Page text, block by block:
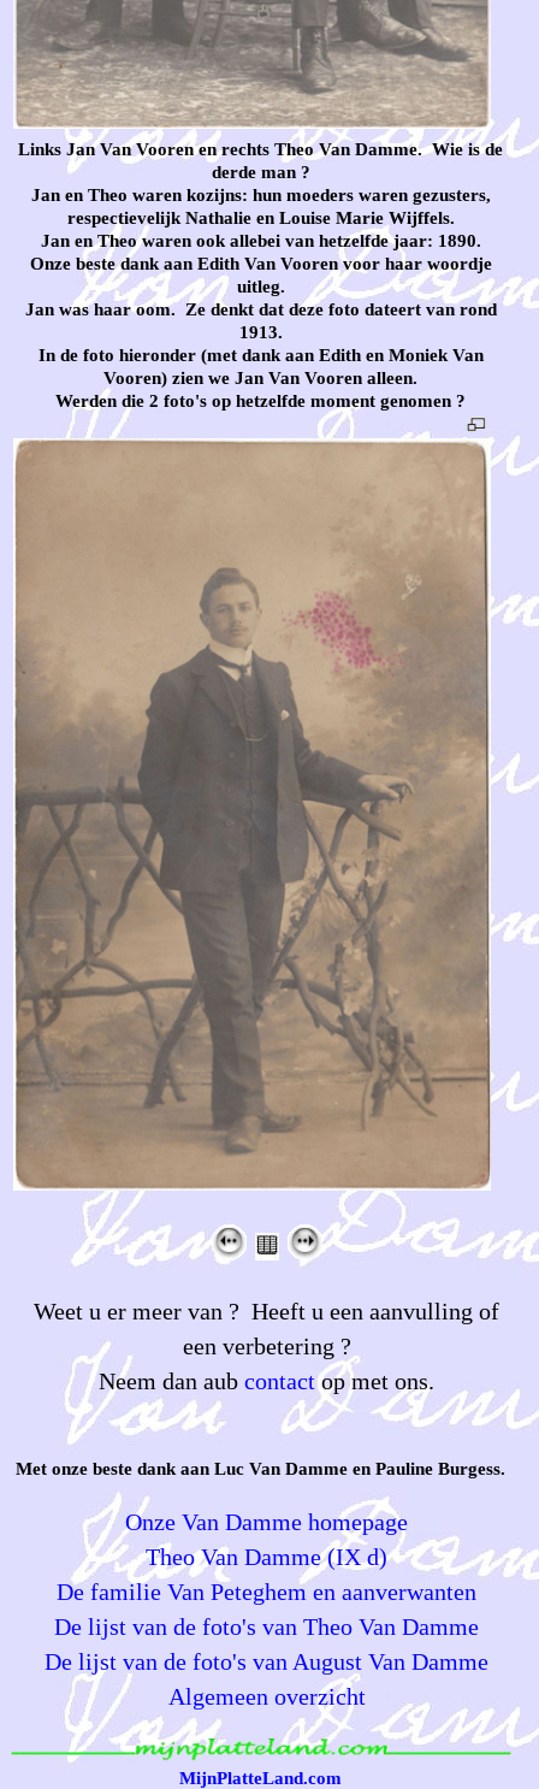
Links Jan Van Vooren en rechts Theo Van Damme. Wie is de
derde man ?
Jan en Theo waren kozijns: hun moeders waren gezusters,
respectievelijk Nathalie en Louise Marie Wijffels.
Jan en Theo waren ook allebei van hetzelfde jaar: 1890.
Onze beste dank aan Edith Van Vooren voor haar woordje
uitleg.
Jan was haar oom. Ze denkt dat deze foto dateert van rond
1913.
In de foto hieronder (met dank aan Edith en Moniek Van
Vooren) zien we Jan Van Vooren alleen.
Werden die 2 foto's op hetzelfde moment genomen ?
Weet u er meer van ? Heeft u een aanvulling of
een verbetering ?
Neem dan aubcontactop met ons.
Met onze beste dank aan Luc Van Damme en Pauline Burgess.
Onze Van Damme homepage
Theo Van Damme (IX d)
De familie Van Peteghem en aanverwanten
De lijst van de foto's van Theo Van Damme
De lijst van de foto's van August Van Damme
Algemeen overzicht
MijnPlatteLand.com